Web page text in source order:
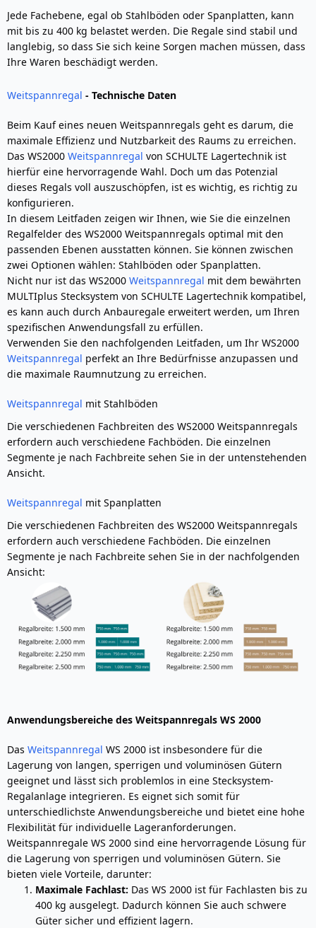
Jede Fachebene, egal ob Stahlböden oder Spanplatten, kann
mit bis zu 400 kg belastet werden. Die Regale sind stabil und
langlebig, so dass Sie sich keine Sorgen machen müssen, dass
Ihre Waren beschädigt werden.
Weitspannregal - Technische Daten
Beim Kauf eines neuen Weitspannregals geht es darum, die
maximale Effizienz und Nutzbarkeit des Raums zu erreichen.
Das WS2000 Weitspannregal von SCHULTE Lagertechnik ist
hierfür eine hervorragende Wahl. Doch um das Potenzial
dieses Regals voll auszuschöpfen, ist es wichtig, es richtig zu
konfigurieren.
In diesem Leitfaden zeigen wir Ihnen, wie Sie die einzelnen
Regalfelder des WS2000 Weitspannregals optimal mit den
passenden Ebenen ausstatten können. Sie können zwischen
zwei Optionen wählen: Stahlböden oder Spanplatten.
Nicht nur ist das WS2000 Weitspannregal mit dem bewährten
MULTIplus Stecksystem von SCHULTE Lagertechnik kompatibel,
es kann auch durch Anbauregale erweitert werden, um Ihren
spezifischen Anwendungsfall zu erfüllen.
Verwenden Sie den nachfolgenden Leitfaden, um Ihr WS2000
Weitspannregal perfekt an Ihre Bedürfnisse anzupassen und
die maximale Raumnutzung zu erreichen.
Weitspannregal mit Stahlböden
Die verschiedenen Fachbreiten des WS2000 Weitspannregals
erfordern auch verschiedene Fachböden. Die einzelnen
Segmente je nach Fachbreite sehen Sie in der untenstehenden
Ansicht.
Weitspannregal mit Spanplatten
Die verschiedenen Fachbreiten des WS2000 Weitspannregals
erfordern auch verschiedene Fachböden. Die einzelnen
Segmente je nach Fachbreite sehen Sie in der nachfolgenden
Ansicht:
Anwendungsbereiche des Weitspannregals WS 2000
Das Weitspannregal WS 2000 ist insbesondere für die
Lagerung von langen, sperrigen und voluminösen Gütern
geeignet und lässt sich problemlos in eine Stecksystem-
Regalanlage integrieren. Es eignet sich somit für
unterschiedlichste Anwendungsbereiche und bietet eine hohe
Flexibilität für individuelle Lageranforderungen.
Weitspannregale WS 2000 sind eine hervorragende Lösung für
die Lagerung von sperrigen und voluminösen Gütern. Sie
bieten viele Vorteile, darunter:
Maximale Fachlast: Das WS 2000 ist für Fachlasten bis zu
400 kg ausgelegt. Dadurch können Sie auch schwere
Güter sicher und effizient lagern.